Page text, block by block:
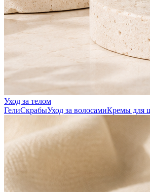
Уход за телом
ГелиСкрабыУход за волосамиКремы для